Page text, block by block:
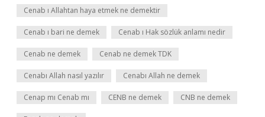
Cenab ı Allahtan haya etmek ne demektir
Cenab ı bari ne demek Cenab ı Hak sözlük anlamı nedir
Cenab ne demek Cenab ne demek TDK
Cenabı Allah nasıl yazılır Cenabı Allah ne demek
Cenap mı Cenab mı CENB ne demek CNB ne demek